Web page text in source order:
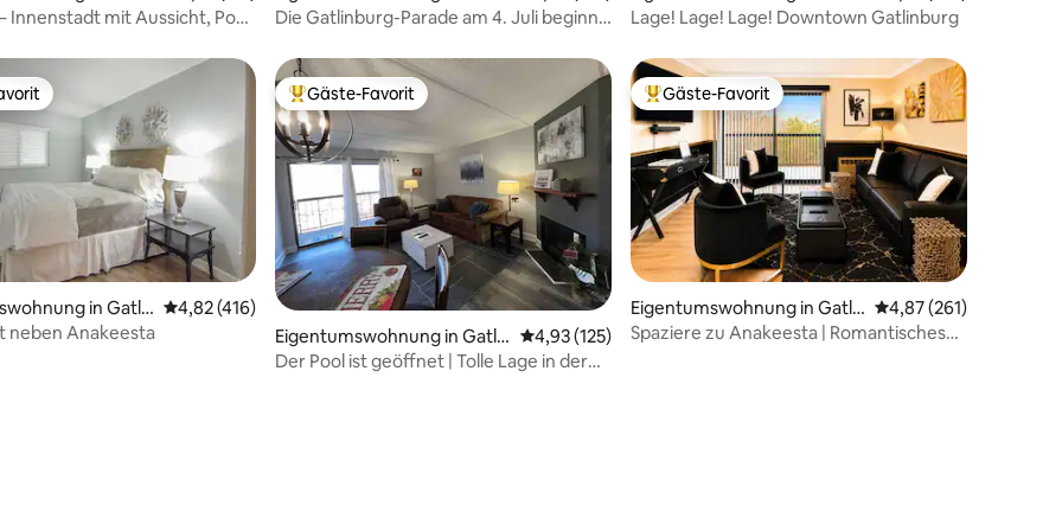
Innenstadt mit Aussicht, Pool
nburg
Die Gatlinburg-Parade am 4. Juli beginnt
nburg
Lage! Lage! Lage! Downtown Gatlinburg
in Gatli Durchschnittliche Bewertung: 4,82 von 5, 416 Bewertungen
4,82 (416)
neben Anakeesta
Beliebter Gäste-Favorit.
Gäste-Favorit
Eigentumswohnung in Gatlin
burg
Durchschnittliche Bewertung: 4,93 von 5, 125 Bewertungen
4,93 (125)
Der Pool ist geöffnet | Tolle Lage in der
Beliebter Gäste-Favorit.
Gäste-Favorit
Eigentumswohnung in Gatli
nburg
Durchschnittliche
4,87 (261)
Spaziere zu Anakeesta | Romantisches